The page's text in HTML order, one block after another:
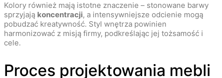
Kolory również mają istotne znaczenie – stonowane barwy
sprzyjają koncentracji, a intensywniejsze odcienie mogą
pobudzać kreatywność. Styl wnętrza powinien
harmonizować z misją firmy, podkreślając jej tożsamość i
cele.
Proces projektowania mebli